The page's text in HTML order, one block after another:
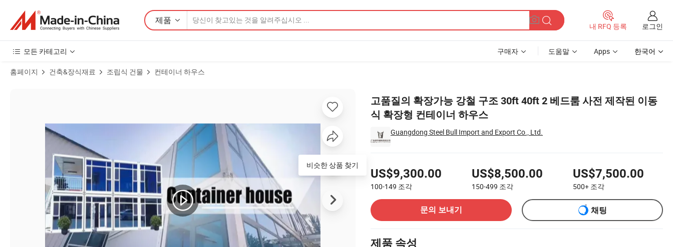
제품
내 RFQ 등록 로그인
모든 카테고리 구매자 도움말 Apps 한국어
홈페이지 건축&장식재료 조립식 건물 컨테이너 하우스
고품질의 확장가능 강철 구조 30ft 40ft 2 베드룸 사전 제작된 이동
식 확장형 컨테이너 하우스
Guangdong Steel Bull Import and Export Co., Ltd.
US$9,300.00
100-149 조각
US$8,500.00
150-499 조각
US$7,500.00
500+ 조각
문의 보내기
채팅
제품 속성